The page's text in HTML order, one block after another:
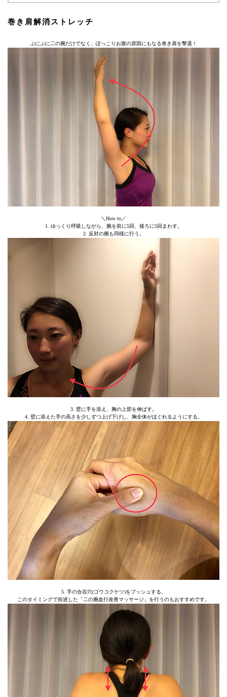
巻き肩解消ストレッチ
ぷにぷに二の腕だけでなく、ぽっこりお腹の原因にもなる巻き肩を撃退！
＼How to／
1. ゆっくり呼吸しながら、腕を前に5回、後ろに5回まわす。
2. 反対の腕も同様に行う。
3. 壁に手を添え、胸の上部を伸ばす。
4. 壁に添えた手の高さを少しずつ上げ下げし、胸全体がほぐれるようにする。
5. 手の合谷穴(ゴウコクケツ)をプッシュする。
このタイミングで前述した「二の腕血行改善マッサージ」を行うのもおすすめです。